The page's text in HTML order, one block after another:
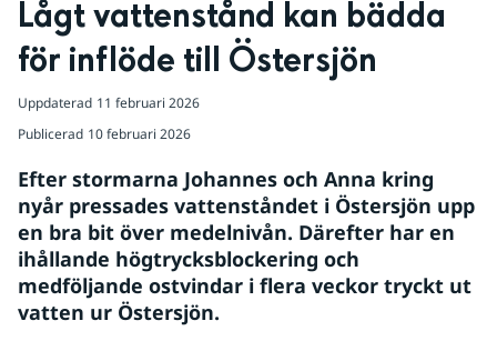
Lågt vattenstånd kan bädda
för inflöde till Östersjön
Uppdaterad 11 februari 2026
Publicerad 10 februari 2026
Efter stormarna Johannes och Anna kring
nyår pressades vattenståndet i Östersjön upp
en bra bit över medelnivån. Därefter har en
ihållande högtrycksblockering och
medföljande ostvindar i flera veckor tryckt ut
vatten ur Östersjön.